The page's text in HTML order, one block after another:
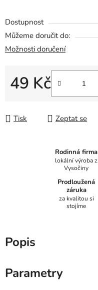
Dostupnost
Můžeme doručit do:
Možnosti doručení
49 Kč
Tisk Zeptat se
Rodinná firma
lokální výroba z
Vysočiny
Prodloužená
záruka
za kvalitou si
stojíme
Popis
Parametry